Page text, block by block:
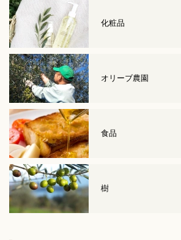
化粧品
オリーブ農園
食品
樹